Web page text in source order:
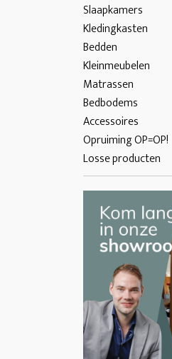
Slaapkamers
Kledingkasten
Bedden
Kleinmeubelen
Matrassen
Bedbodems
Accessoires
Opruiming OP=OP!
Losse producten